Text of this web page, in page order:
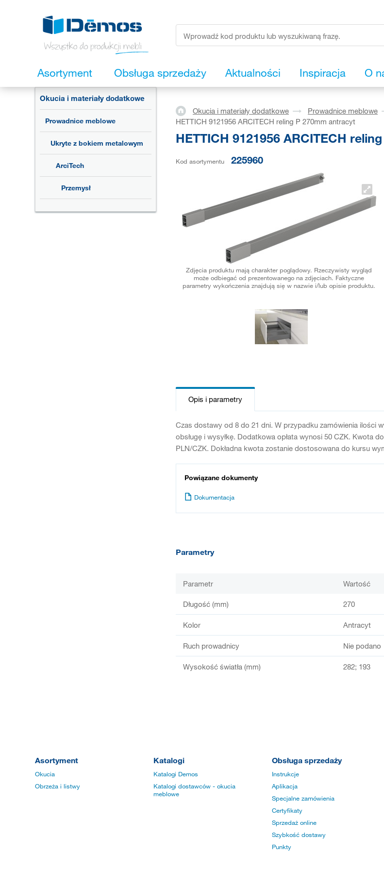
Asortyment Obsługa sprzedaży Aktualności Inspiracja O
Okucia i materiały dodatkowe
Prowadnice meblowe
Ukryte z bokiem metalowym
ArciTech
Przemysł
Okucia i materiały dodatkowe Prowadnice meblowe
HETTICH 9121956 ARCITECH reling P 270mm antracyt
HETTICH 9121956 ARCITECH
Kod asortymentu 225960
Zdjęcia produktu mają charakter poglądowy. Rzeczywisty wygląd
może odbiegać od prezentowanego na zdjęciach. Faktyczne
parametry wykończenia znajdują się w nazwie i/lub opisie produktu.
Opis i parametry
Czas dostawy od 8 do 21 dni. W przypadku zamówienia ilości
obsługę i wysyłkę. Dodatkowa opłata wynosi 50 CZK. Kwota
PLN/CZK. Dokładna kwota zostanie dostosowana do kursu
Powiązane dokumenty
Dokumentacja
Parametry
Parametr Wartość
Długość (mm) 270
Kolor Antracyt
Ruch prowadnicy Nie podano
Wysokość światła (mm) 282; 193
Asortyment
Okucia
Obrzeża i listwy
Katalogi
Katalogi Demos
Katalogi dostawców - okucia
meblowe
Obsługa sprzedaży
Instrukcje
Aplikacja
Specjalne zamówienia
Certyfikaty
Sprzedaż online
Szybkość dostawy
Punkty